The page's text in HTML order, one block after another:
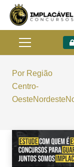
Por Região
Centro-
OesteNordeste